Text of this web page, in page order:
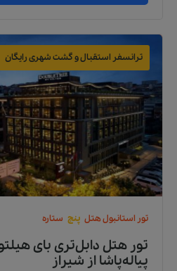
ترانسفر استقبال و گشت شهری رایگان
تور استانبولهتل پنج ستاره
تور هتل دابل‌تری بای
پیاله‌پاشااز شیراز